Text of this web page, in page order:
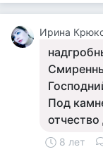
Ирина
Под
8 лет